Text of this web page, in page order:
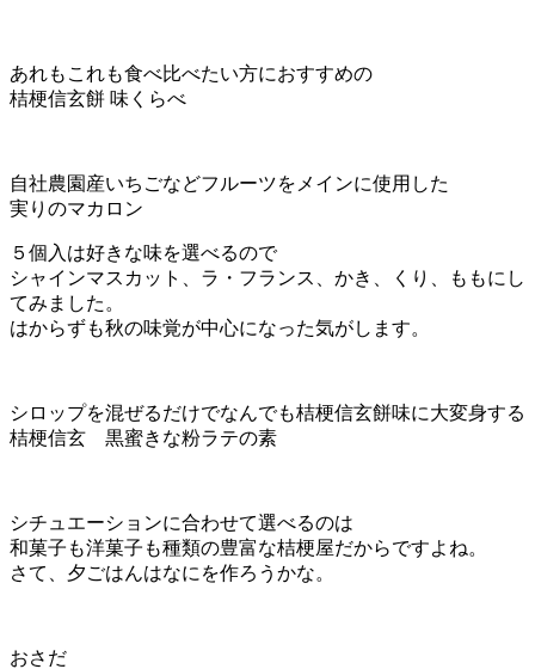
あれもこれも食べ比べたい方におすすめの
桔梗信玄餅 味くらべ
自社農園産いちごなどフルーツをメインに使用した
実りのマカロン
５個入は好きな味を選べるので
シャインマスカット、ラ・フランス、かき、くり、ももにし
てみました。
はからずも秋の味覚が中心になった気がします。
シロップを混ぜるだけでなんでも桔梗信玄餅味に大変身する
桔梗信玄 黒蜜きな粉ラテの素
シチュエーションに合わせて選べるのは
和菓子も洋菓子も種類の豊富な桔梗屋だからですよね。
さて、夕ごはんはなにを作ろうかな。
おさだ